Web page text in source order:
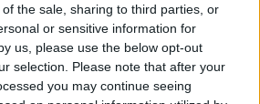
the sale, sharing to third parties, or
or sensitive information for
us, please use the below opt-out
selection. Please note that after your
you may continue seeing
fenti támogatási összegek fele
abban az esetben is